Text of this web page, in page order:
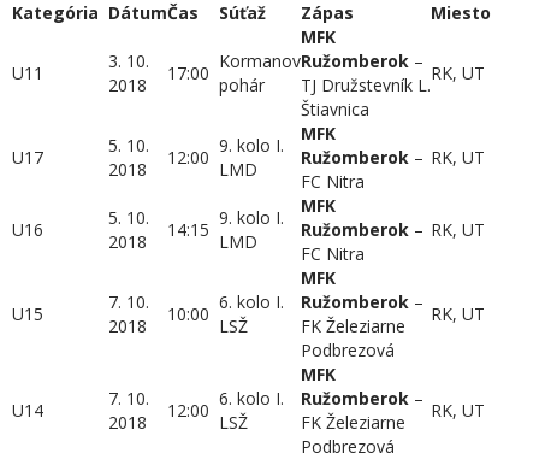
Kategória DátumČas Súťaž Zápas Miesto
U11
3. 10.
2018
17:00
Kormanov
pohár
MFK
Ružomberok –
TJ Družstevník L.
Štiavnica
RK, UT
U17
5. 10.
2018
12:00
9. kolo I.
LMD
MFK
Ružomberok –
FC Nitra
RK, UT
U16
5. 10.
2018
14:15
9. kolo I.
LMD
MFK
Ružomberok –
FC Nitra
RK, UT
U15
7. 10.
2018
10:00
6. kolo I.
LSŽ
MFK
Ružomberok –
FK Železiarne
Podbrezová
RK, UT
U14
7. 10.
2018
12:00
6. kolo I.
LSŽ
MFK
Ružomberok –
FK Železiarne
Podbrezová
RK, UT